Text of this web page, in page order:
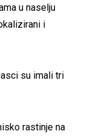
u naselju
i
su imali tri
rastinje na